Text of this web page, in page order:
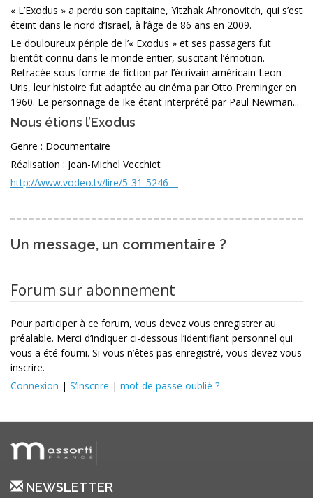
« L’Exodus » a perdu son capitaine, Yitzhak Ahronovitch, qui s’est
éteint dans le nord d’Israël, à l’âge de 86 ans en 2009.
Le douloureux périple de l’« Exodus » et ses passagers fut
bientôt connu dans le monde entier, suscitant l’émotion.
Retracée sous forme de fiction par l’écrivain américain Leon
Uris, leur histoire fut adaptée au cinéma par Otto Preminger en
1960. Le personnage de Ike étant interprété par Paul Newman...
Nous étions l’Exodus
Genre : Documentaire
Réalisation : Jean-Michel Vecchiet
http://www.vodeo.tv/lire/5-31-5246-...
Un message, un commentaire ?
Forum sur abonnement
Pour participer à ce forum, vous devez vous enregistrer au
préalable. Merci d’indiquer ci-dessous l’identifiant personnel qui
vous a été fourni. Si vous n’êtes pas enregistré, vous devez vous
inscrire.
Connexion | S’inscrire | mot de passe oublié ?
NEWSLETTER